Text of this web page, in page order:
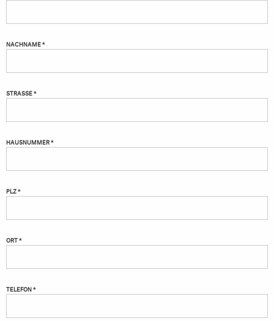
NACHNAME *
STRASSE *
HAUSNUMMER *
PLZ *
ORT *
TELEFON *